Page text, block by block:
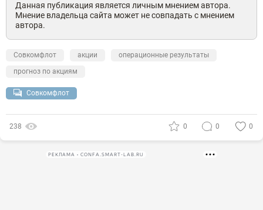
Данная публикация является личным мнением автора.
Мнение владельца сайта может не совпадать с мнением
автора.
Совкомфлот акции
операционные результаты
прогноз по акциям
Совкомфлот
238 0 0 0
РЕКЛАМА • CONFA.SMART-LAB.RU